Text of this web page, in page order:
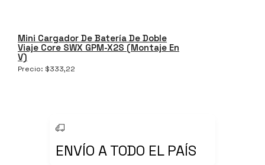
Mini Cargador De Batería De Doble
Viaje Core SWX GPM-X2S (montaje En
V)
Precio: $333,22
ENVÍO A TODO EL PAÍS